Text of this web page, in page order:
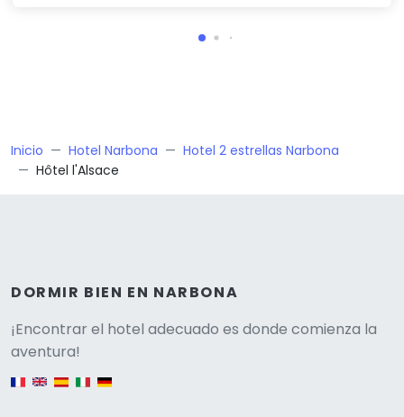
Inicio Hotel Narbona
Hotel 2 estrellas Narbona
Hôtel l'Alsace
DORMIR BIEN EN NARBONA
¡Encontrar el hotel adecuado es donde comienza la
aventura!
English version